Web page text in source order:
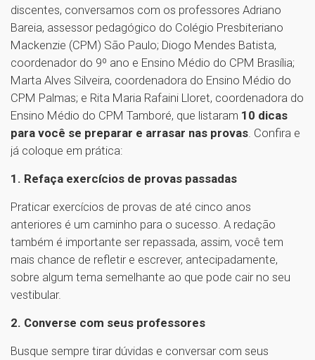
discentes, conversamos com os professores Adriano
Bareia, assessor pedagógico do Colégio Presbiteriano
Mackenzie (CPM) São Paulo; Diogo Mendes Batista,
coordenador do 9º ano e Ensino Médio do CPM Brasília;
Marta Alves Silveira, coordenadora do Ensino Médio do
CPM Palmas; e Rita Maria Rafaini Lloret, coordenadora do
Ensino Médio do CPM Tamboré, que listaram 10 dicas
para você se preparar e arrasar nas provas . Confira e
já coloque em prática:
1. Refaça exercícios de provas passadas
Praticar exercícios de provas de até cinco anos
anteriores é um caminho para o sucesso. A redação
também é importante ser repassada, assim, você tem
mais chance de refletir e escrever, antecipadamente,
sobre algum tema semelhante ao que pode cair no seu
vestibular.
2. Converse com seus professores
Busque sempre tirar dúvidas e conversar com seus